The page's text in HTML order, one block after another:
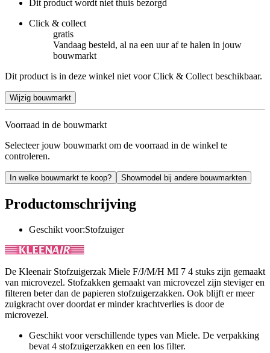
Dit product wordt niet thuis bezorgd
Click & collect
gratis
Vandaag besteld, al na een uur af te halen in jouw
bouwmarkt
Dit product is in deze winkel niet voor Click & Collect beschikbaar.
Wijzig bouwmarkt
Voorraad in de bouwmarkt
Selecteer jouw bouwmarkt om de voorraad in de winkel te
controleren.
In welke bouwmarkt te koop? Showmodel bij andere bouwmarkten
Productomschrijving
Geschikt voor:Stofzuiger
De Kleenair Stofzuigerzak Miele F/J/M/H MI 7 4 stuks zijn gemaakt
van microvezel. Stofzakken gemaakt van microvezel zijn steviger en
filteren beter dan de papieren stofzuigerzakken. Ook blijft er meer
zuigkracht over doordat er minder krachtverlies is door de
microvezel.
Geschikt voor verschillende types van Miele. De verpakking
bevat 4 stofzuigerzakken en een los filter.